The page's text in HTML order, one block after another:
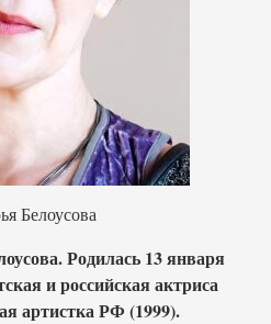
Родилась 13 января
и российская актриса
артистка РФ (1999).